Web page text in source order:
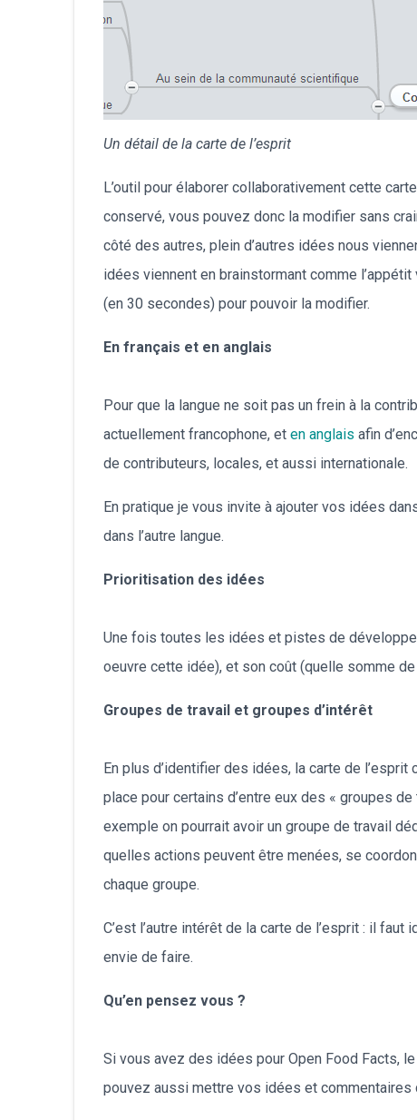
Un détail de la carte de l’esprit
L’outil pour élaborer collaborativement cette
conservé, vous pouvez donc la modifier sans
côté des autres, plein d’autres idées nous
idées viennent en brainstormant comme
(en 30 secondes) pour pouvoir la modifier.
En français et en anglais
Pour que la langue ne soit pas un frein à la
actuellement francophone, eten anglais afin
de contributeurs, locales, et aussi internationale.
En pratique je vous invite à ajouter vos idées
dans l’autre langue.
Prioritisation des idées
Une fois toutes les idées et pistes de
oeuvre cette idée), et son coût (quelle somme
Groupes de travail et groupes d’intérêt
En plus d’identifier des idées, la carte de
place pour certains d’entre eux des « groupes
exemple on pourrait avoir un groupe de travail
quelles actions peuvent être menées, se
chaque groupe.
C’est l’autre intérêt de la carte de l’esprit : il
envie de faire.
Qu’en pensez vous ?
Si vous avez des idées pour Open Food Facts,
pouvez aussi mettre vos idées et